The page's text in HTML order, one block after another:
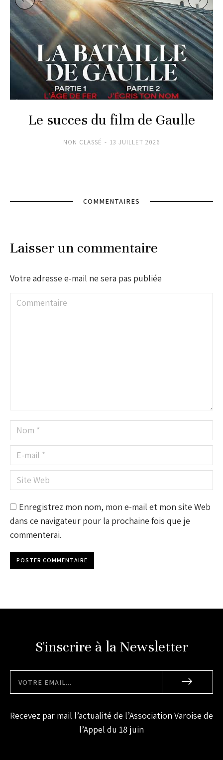
Le succes du film de Gaulle
NON CLASSÉ 13 JUILLET 2026
COMMENTAIRES
Laisser un commentaire
Votre adresse e-mail ne sera pas publiée
Commentaire
Nom *
E-mail *
Site Web
Enregistrez mon nom, mon e-mail et mon site Web
dans ce navigateur pour la prochaine fois que je
commenterai.
POSTER COMMENTAIRE
S'inscrire à la Newsletter
Recevez par mail l’actualité de l’Association Varoise de
l’Appel du 18 juin